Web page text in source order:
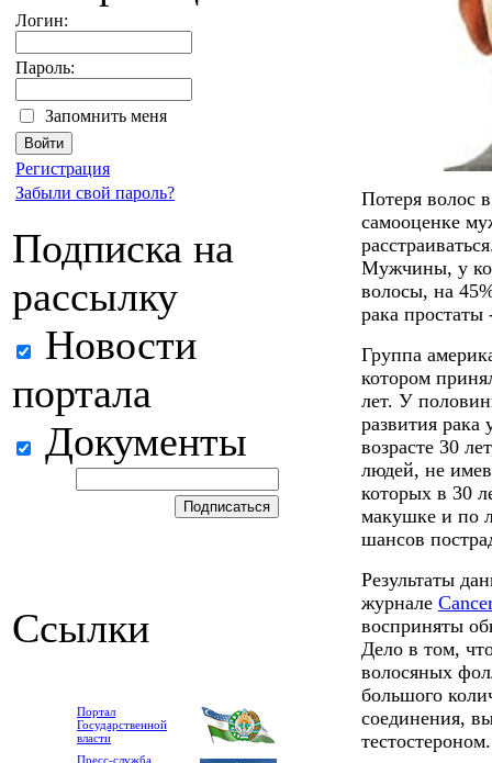
Логин:
Пароль:
Запомнить меня
Регистрация
Забыли свой пароль?
Подписка на
рассылку
Новости
портала
Документы
Ссылки
Портал
Государственной
власти
Пресс-служба
Потеря волос
самооценке
Мужчины, у
волосы, на
рака
Группа
котором
лет. У
развития рака
возрасте 30
людей, не
которых в 30
макушке и по
шансов
Результаты
журнале
восприняты
Дело в том,
волосяных
большого
соединения,
тестостероном.